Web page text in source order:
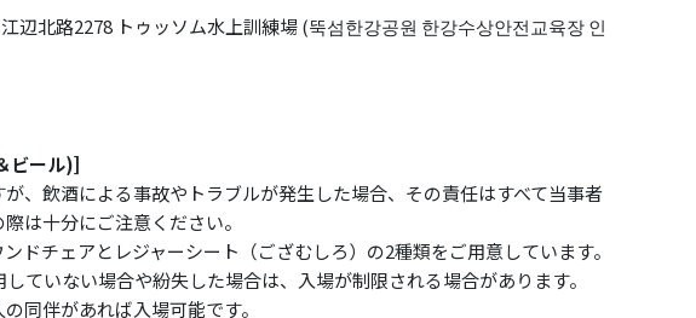
辺北路2278 トゥッソム水上訓練場 (뚝섬한강공원 한강수상안전교육장 인
ビール)]
、飲酒による事故やトラブルが発生した場合、その責任はすべて当事者
は十分にご注意ください。
ドチェアとレジャーシート（ござむしろ）の2種類をご用意しています。
ていない場合や紛失した場合は、入場が制限される場合があります。
同伴があれば入場可能です。